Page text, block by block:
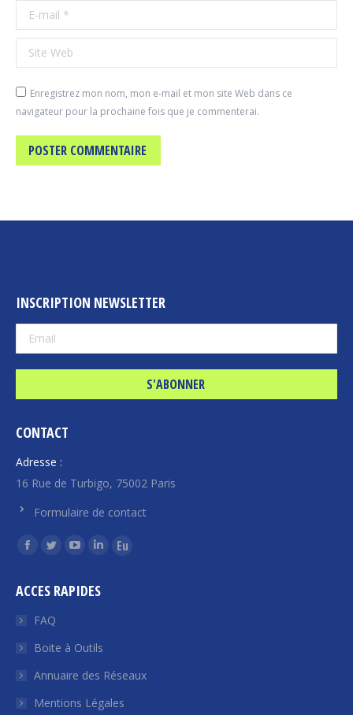
E-mail *
Site Web
Enregistrez mon nom, mon e-mail et mon site Web dans ce
navigateur pour la prochaine fois que je commenterai.
POSTER COMMENTAIRE
INSCRIPTION NEWSLETTER
CONTACT
Adresse :
16 Rue de Turbigo, 75002 Paris
Formulaire de contact
Trouvez nous sur :
La
Facebook
s'ouvre
une
nouvelle
fenêtre
La
Twitter
s'ouvre
une
nouvelle
fenêtre
La
YouTube
une
nouvelle
fenêtre
La
LinkedIn
une
nouvelle
fenêtre
La
nouvelle
fenêtre
ACCES RAPIDES
FAQ
Boite à Outils
Annuaire des Réseaux
Mentions Légales